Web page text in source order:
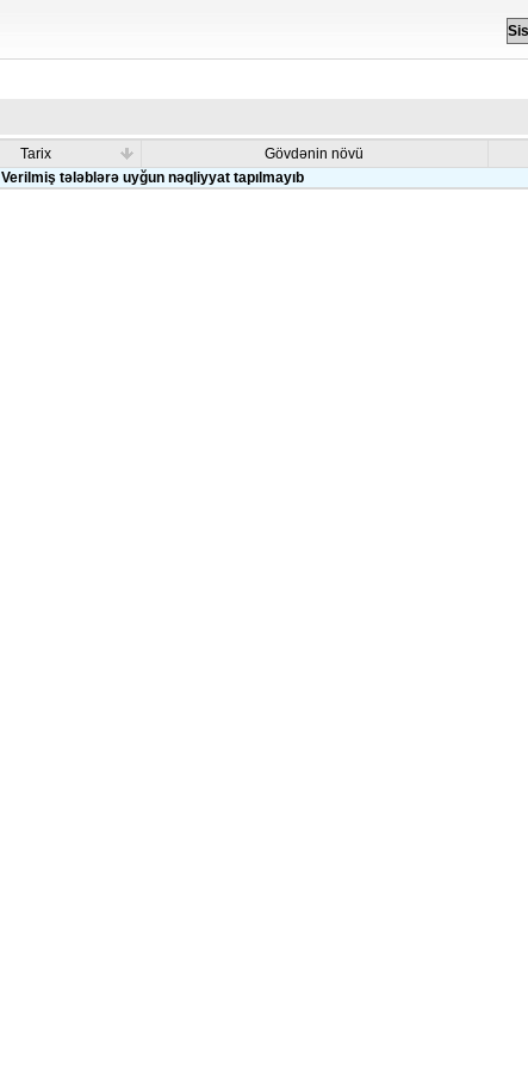
Tarix Gövdənin növü
Verilmiş tələblərə uyğun nəqliyyat tapılmayıb